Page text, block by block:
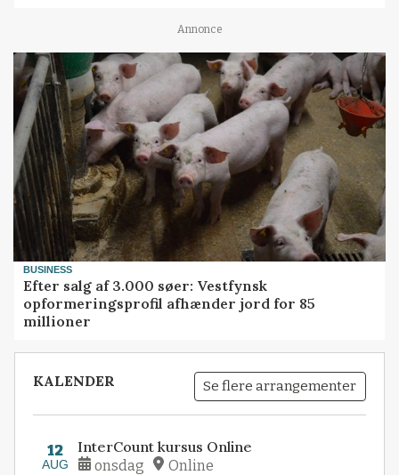
Annonce
BUSINESS
Efter salg af 3.000 søer: Vestfynsk
opformeringsprofil afhænder jord for 85
millioner
KALENDER Se flere arrangementer
12
AUG
InterCount kursus Online
onsdag Online